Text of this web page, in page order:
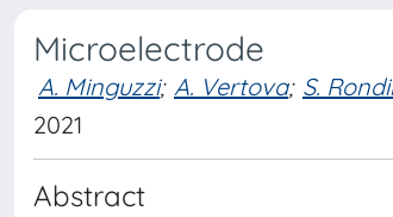
Microelectrode
A. Minguzzi; A. Vertova; S.
2021
Abstract